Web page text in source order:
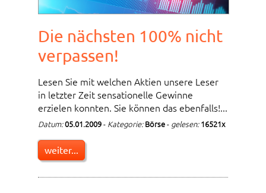
Die nächsten 100% nicht
verpassen!
Lesen Sie mit welchen Aktien unsere Leser
in letzter Zeit sensationelle Gewinne
erzielen konnten. Sie können das ebenfalls!...
Datum:05.01.2009- Kategorie: Börse- gelesen: 16521x
weiter...